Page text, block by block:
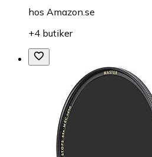
hos Amazon.se
+4 butiker